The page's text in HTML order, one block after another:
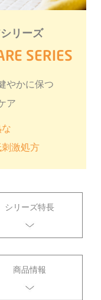
リーズ
SERIES
やかに保つ
ア
激処方
シリーズ特長
商品情報